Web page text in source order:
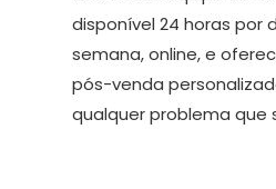
disponível 24 horas por
semana, online, e
pós-venda
qualquer problema que